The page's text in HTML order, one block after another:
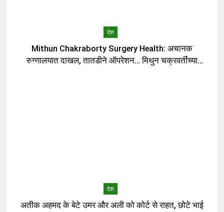
देश
Mithun Chakraborty Surgery Health: अचानक
रुग्णालयात दाखल, तातडीने ऑपरेशन… मिथुन चक्रवर्तींच्या
देश
अतीक अहमद के बेटे उमर और अली को कोर्ट से राहत, छोटे भाई